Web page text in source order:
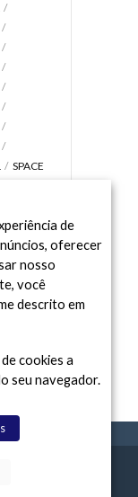
SPACE
TODAY
de
oferecer
nosso
você
descrito em
cookies a
seu navegador.